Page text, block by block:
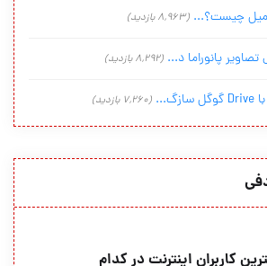
(8,963 بازدید)
پانوراما د... (8,292 بازدید)
(7,260 بازدید)
کاربران اینترنت در کدام